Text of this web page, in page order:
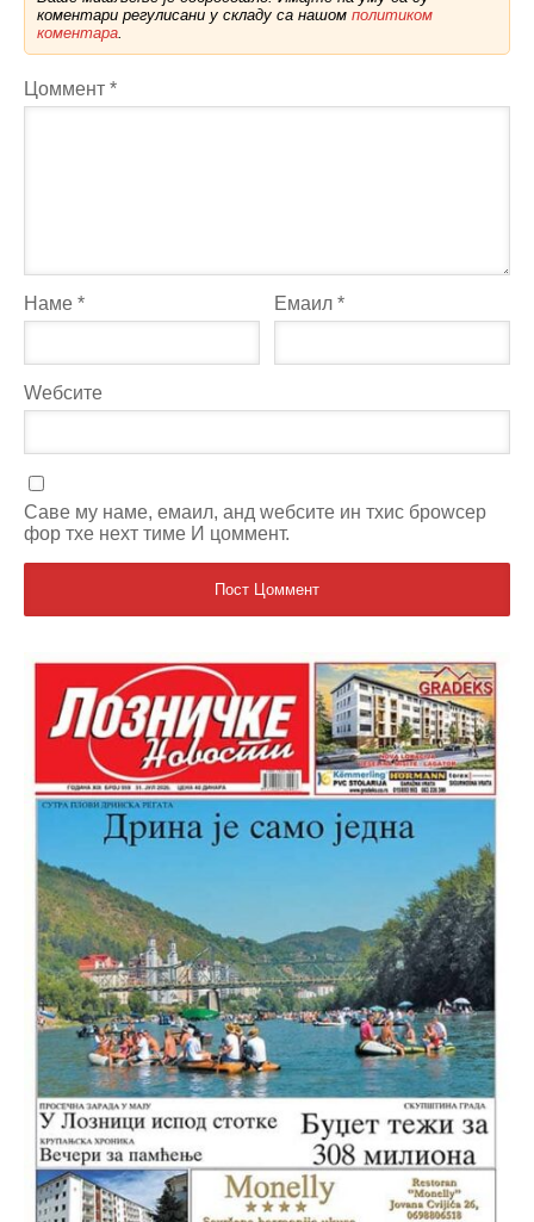
коментари регулисани у складу са нашом политиком
коментара
Цоммент *
Наме * Емаил*
Wебсите
Саве мy наме, емаил, анд wебсите ин тхис броwсер
фор тхе неxт тиме И цоммент.